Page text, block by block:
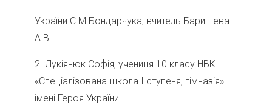
України С.М.Бондарчука, вчитель Баришева
А.В.
2. Лукіянюк Софія, учениця 10 класу НВК
«Спеціалізована школа І ступеня, гімназія»
імені Героя України